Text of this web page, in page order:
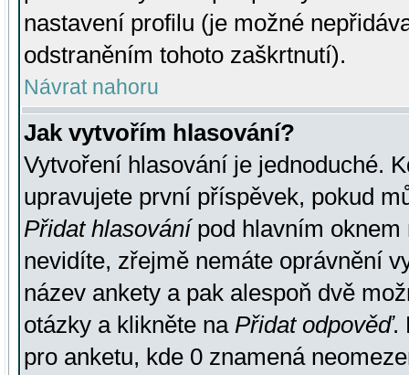
nastavení profilu (je možné
odstraněním tohoto zaškrtnutí).
Návrat nahoru
Jak vytvořím hlasování?
Vytvoření hlasování je jednoduché.
upravujete první příspěvek, pokud
Přidat hlasovánípod hlavním oknem
nevidíte, zřejmě nemáte oprávnění
název ankety a pak alespoň dvě
otázky a klikněte na Přidat odpověď.
pro anketu, kde 0 znamená